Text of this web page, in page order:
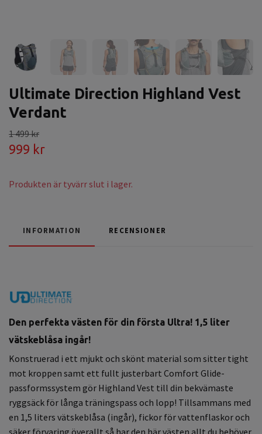
Ultimate Direction Highland Vest
Verdant
1 499 kr
999 kr
Produkten är tyvärr slut i lager.
INFORMATION RECENSIONER
Den perfekta västen för din första Ultra! 1,5 liter
vätskeblåsa ingår!
Konstruerad i ett mjukt och skönt material som sitter tight
mot kroppen samt ett fullt justerbart Comfort Glide-
passformssystem gör Highland Vest till din bekvämaste
ryggsäck för långa träningspass och lopp! Tillsammans med
en 1,5 liters vätskeblåsa (ingår), fickor för vattenflaskor och
säker förvaring överallt så har den här västen allt du behöver